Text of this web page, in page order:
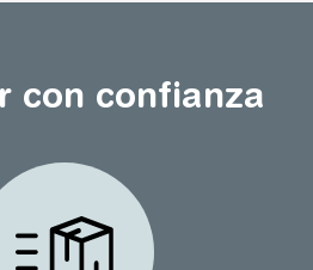
con confianza